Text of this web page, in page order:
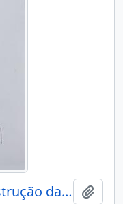
Índios ressurgidos: a construção da auto-imagem